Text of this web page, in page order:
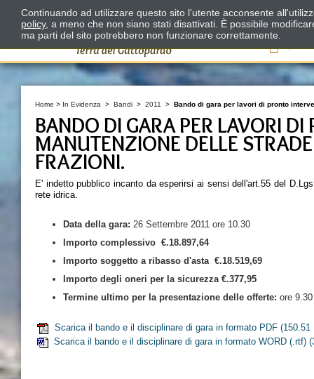
Il
Home > In Evidenza > Bandi > 2011 > Bando di gara per lavori di pronto
BANDO DI GARA PER LAVORI
MANUTENZIONE DELLE
FRAZIONI.
E' indetto pubblico incanto da esperirsi ai sensi dell'art.55 del
rete idrica.
Data della gara: 26 Settembre 2011 ore 10.30
Importo complessivo €.18.897,64
Importo soggetto a ribasso d'asta €.18.519,69
Importo degli oneri per la sicurezza €.377,95
Termine ultimo per la presentazione delle offerte: ore
Scarica il bando e il disciplinare di gara in formato PDF (150.51
Scarica il bando e il disciplinare di gara in formato WORD (.rtf)
Continuando ad utilizzare questo sito l'utente acconsente
policy, a meno che non siano stati disattivati. È possibile
ma parti del sito potrebbero non funzionare correttamente.